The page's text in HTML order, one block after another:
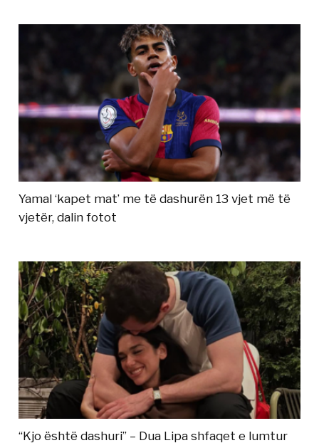
Yamal ‘kapet mat’ me të dashurën 13 vjet më të
vjetër, dalin fotot
“Kjo është dashuri” – Dua Lipa shfaqet e lumtur